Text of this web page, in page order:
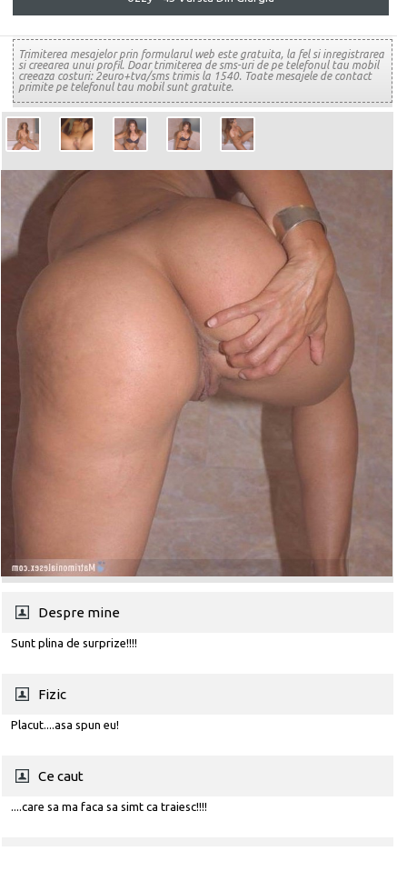
Trimiterea mesajelor prin formularul web este gratuita, la fel si inregistrarea
si creearea unui profil. Doar trimiterea de sms-uri de pe telefonul tau mobil
creeaza costuri: 2euro+tva/sms trimis la 1540. Toate mesajele de contact
primite pe telefonul tau mobil sunt gratuite.
Despre mine
Sunt plina de surprize!!!!
Fizic
Placut....asa spun eu!
Ce caut
....care sa ma faca sa simt ca traiesc!!!!